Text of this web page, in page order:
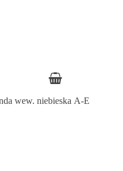
wew. niebieska A-E